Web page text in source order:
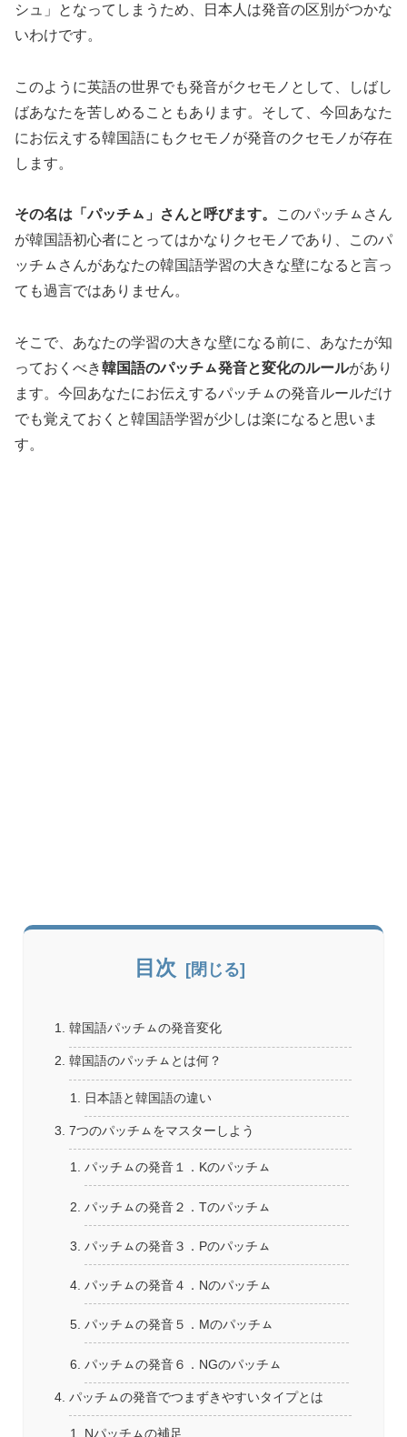
シュ」となってしまうため、日本人は発音の区別がつかな
いわけです。
このように英語の世界でも発音がクセモノとして、しばし
ばあなたを苦しめることもあります。そして、今回あなた
にお伝えする韓国語にもクセモノが発音のクセモノが存在
します。
その名は「パッチㇺ」さんと呼びます。
このパッチㇺさん
が韓国語初心者にとってはかなりクセモノであり、このパ
ッチㇺさんがあなたの韓国語学習の大きな壁になると言っ
ても過言ではありません。
そこで、あなたの学習の大きな壁になる前に、あなたが知
っておくべき韓国語のパッチㇺ発音と変化のルールがあり
ます。今回あなたにお伝えするパッチㇺの発音ルールだけ
でも覚えておくと韓国語学習が少しは楽になると思いま
す。
目次
韓国語パッチㇺの発音変化
韓国語のパッチㇺとは何？
日本語と韓国語の違い
7つのパッチㇺをマスターしよう
パッチㇺの発音１．Kのパッチㇺ
パッチㇺの発音２．Tのパッチㇺ
パッチㇺの発音３．Pのパッチㇺ
パッチㇺの発音４．Nのパッチㇺ
パッチㇺの発音５．Mのパッチㇺ
パッチㇺの発音６．NGのパッチㇺ
パッチㇺの発音でつまずきやすいタイプとは
Nパッチㇺの補足